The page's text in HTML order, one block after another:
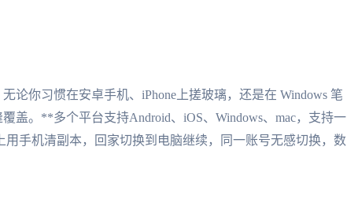
论你习惯在安卓手机、iPhone上搓玻璃，还是在 Windows 笔
盖。**多个平台支持Android、iOS、Windows、mac，支持一
手机清副本，回家切换到电脑继续，同一账号无感切换，数